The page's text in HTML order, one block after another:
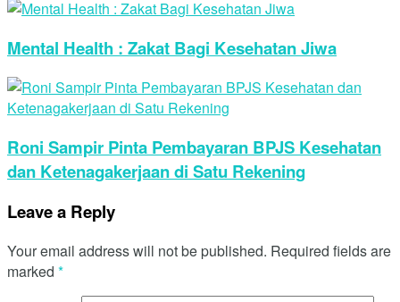
Mental Health : Zakat Bagi Kesehatan Jiwa
Roni Sampir Pinta Pembayaran BPJS Kesehatan
dan Ketenagakerjaan di Satu Rekening
Leave a Reply
Your email address will not be published. Required fields are
marked *